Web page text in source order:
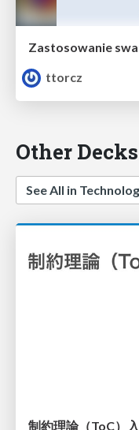
Zastosowanie
ttorcz
Other
See All in
制約理論（ToC）